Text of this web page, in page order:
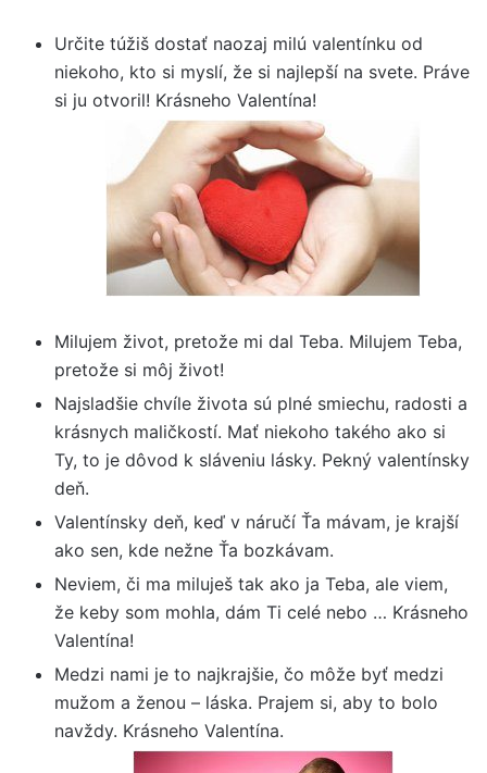
Určite túžiš dostať naozaj milú valentínku od
niekoho, kto si myslí, že si najlepší na svete. Práve
si ju otvoril! Krásneho Valentína!
Milujem život, pretože mi dal Teba. Milujem Teba,
pretože si môj život!
Najsladšie chvíle života sú plné smiechu, radosti a
krásnych maličkostí. Mať niekoho takého ako si
Ty, to je dôvod k sláveniu lásky. Pekný valentínsky
deň.
Valentínsky deň, keď v náručí Ťa mávam, je krajší
ako sen, kde nežne Ťa bozkávam.
Neviem, či ma miluješ tak ako ja Teba, ale viem,
že keby som mohla, dám Ti celé nebo … Krásneho
Valentína!
Medzi nami je to najkrajšie, čo môže byť medzi
mužom a ženou – láska. Prajem si, aby to bolo
navždy. Krásneho Valentína.